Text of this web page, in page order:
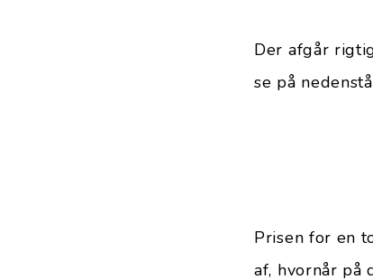
Der afgår
se på
Prisen for en
af, hvornår på